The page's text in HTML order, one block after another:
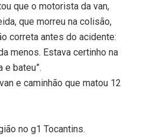
que o motorista da van,
que morreu na colisão,
correta antes do acidente:
menos. Estava certinho na
e bateu”.
e caminhão que matou 12
no g1 Tocantins.